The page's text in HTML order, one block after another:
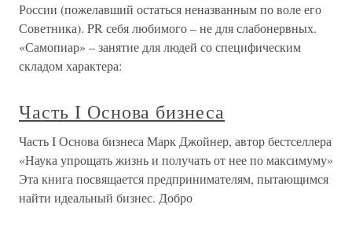
России (пожелавший остаться неназванным по воле его
Советника). PR себя любимого – не для слабонервных.
«Самопиар» – занятие для людей со специфическим
складом характера:
Часть I Основа бизнеса
Часть I Основа бизнеса Марк Джойнер, автор бестселлера
«Наука упрощать жизнь и получать от нее по максимуму»
Эта книга посвящается предпринимателям, пытающимся
найти идеальный бизнес. Добро